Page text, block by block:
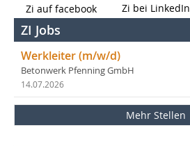
Zi auf facebook Zi bei LinkedIn
ZI Jobs
Werkleiter (m/w/d)
Betonwerk Pfenning GmbH
14.07.2026
Mehr Stellen